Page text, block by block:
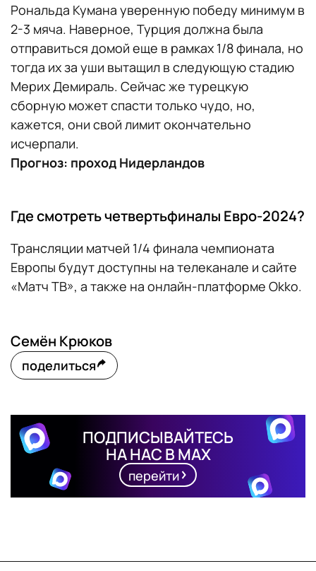
Рональда Кумана уверенную победу минимум в
2-3 мяча. Наверное, Турция должна была
отправиться домой еще в рамках 1/8 финала, но
тогда их за уши вытащил в следующую стадию
Мерих Демираль. Сейчас же турецкую
сборную может спасти только чудо, но,
кажется, они свой лимит окончательно
исчерпали.
Прогноз: проход Нидерландов
Где смотреть четвертьфиналы Евро-2024?
Трансляции матчей 1/4 финала чемпионата
Европы будут доступны на телеканале и сайте
«Матч ТВ», а также на онлайн-платформе Okko.
Семён Крюков
поделиться
ПОДПИСЫВАЙТЕСЬ
НА НАС В MAX
перейти